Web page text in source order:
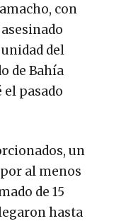
con
del
de Bahía
pasado
un
al menos
de 15
hasta